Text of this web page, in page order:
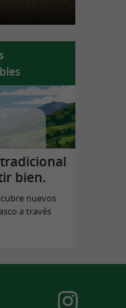
bien.
nuevos
a través